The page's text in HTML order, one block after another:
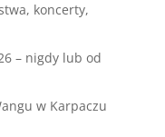
koncerty,
– nigdy lub od
w Karpaczu